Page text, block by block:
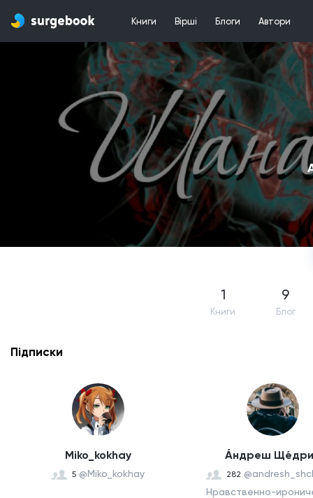
Книги Вірші Блоги Автори
1
Книги
9
Блог
Підписки
Miko_kokhay
5 @Miko_kokhay
А́ндреш
282
Нравственно-